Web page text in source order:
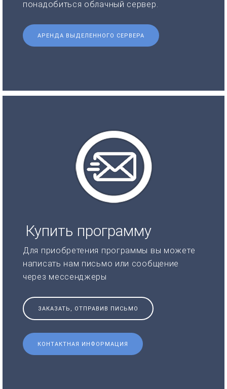
понадобиться облачный сервер.
АРЕНДА ВЫДЕЛЕННОГО СЕРВЕРА
Купить программу
Для приобретения программы вы можете
написать нам письмо или сообщение
через мессенджеры
ЗАКАЗАТЬ, ОТПРАВИВ ПИСЬМО
КОНТАКТНАЯ ИНФОРМАЦИЯ